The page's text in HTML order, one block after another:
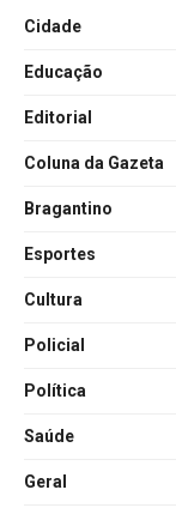
Cidade
Educação
Editorial
Coluna da Gazeta
Bragantino
Esportes
Cultura
Policial
Política
Saúde
Geral